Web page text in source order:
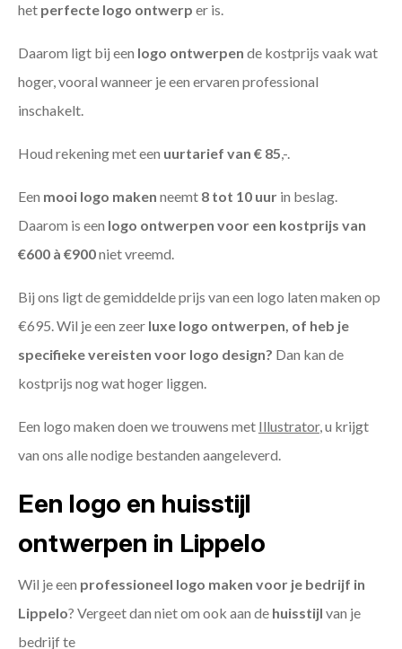
het perfecte logo ontwerp er is.
Daarom ligt bij een logo ontwerpen de kostprijs vaak wat
hoger, vooral wanneer je een ervaren professional
inschakelt.
Houd rekening met een uurtarief van € 85,-.
Een mooi logo maken neemt 8 tot 10 uur in beslag.
Daarom is een logo ontwerpen voor een kostprijs van
€600 à €900niet vreemd.
Bij ons ligt de gemiddelde prijs van een logo laten maken op
€695. Wil je een zeer luxe logo ontwerpen, of heb je
specifieke vereisten voor logo design? Dan kan de
kostprijs nog wat hoger liggen.
Een logo maken doen we trouwens met Illustrator, u krijgt
van ons alle nodige bestanden aangeleverd.
Een logo en huisstijl
ontwerpen in Lippelo
Wil je een professioneel logo maken voor je bedrijf in
Lippelo? Vergeet dan niet om ook aan de huisstijl van je
bedrijf te